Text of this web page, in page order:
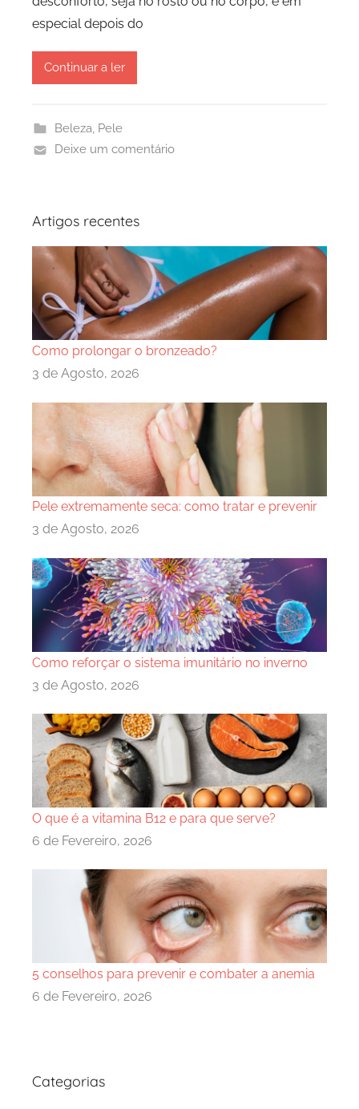
especial depois do
Continuar a ler
Beleza, Pele
Deixe um comentário
Artigos recentes
Como prolongar o bronzeado?
3 de Agosto, 2026
Pele extremamente seca: como tratar e prevenir
3 de Agosto, 2026
Como reforçar o sistema imunitário no inverno
3 de Agosto, 2026
O que é a vitamina B12 e para que serve?
6 de Fevereiro, 2026
5 conselhos para prevenir e combater a anemia
6 de Fevereiro, 2026
Categorias